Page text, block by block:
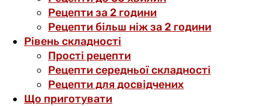
Рецепти за 2 години
Рецепти більш ніж за 2 години
Рівень складності
Прості рецепти
Рецепти середньої складності
Рецепти для досвідчених
Що приготувати